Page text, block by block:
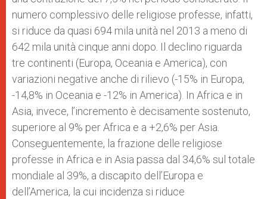
numero complessivo delle religiose professe, infatti,
si riduce da quasi 694 mila unità nel 2013 a meno di
642 mila unità cinque anni dopo. Il declino riguarda
tre continenti (Europa, Oceania e America), con
variazioni negative anche di rilievo (-15% in Europa,
-14,8% in Oceania e -12% in America). In Africa e in
Asia, invece, l’incremento è decisamente sostenuto,
superiore al 9% per Africa e a +2,6% per Asia.
Conseguentemente, la frazione delle religiose
professe in Africa e in Asia passa dal 34,6% sul totale
mondiale al 39%, a discapito dell’Europa e
dell’America, la cui incidenza si riduce